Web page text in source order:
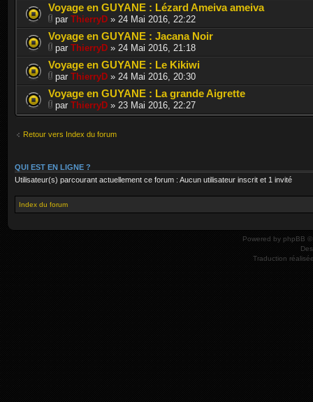
Voyage en GUYANE : Lézard Ameiva ameiva
par ThierryD » 24 Mai 2016, 22:22
Voyage en GUYANE : Jacana Noir
par ThierryD » 24 Mai 2016, 21:18
Voyage en GUYANE : Le Kikiwi
par ThierryD » 24 Mai 2016, 20:30
Voyage en GUYANE : La grande Aigrette
par ThierryD » 23 Mai 2016, 22:27
Retour vers Index du forum
QUI EST EN LIGNE ?
Utilisateur(s) parcourant actuellement ce forum : Aucun utilisateur inscrit et 1 invité
Index du forum
Powered by phpBB ©
Traduction